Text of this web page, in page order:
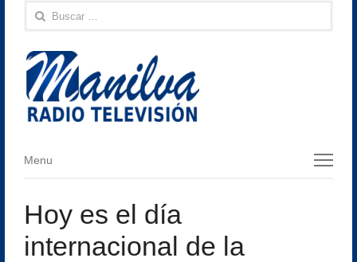
Buscar:
Menu
Menu
Hoy es el día
internacional de la